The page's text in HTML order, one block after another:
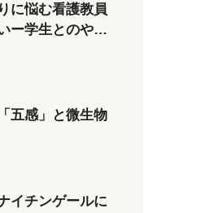
に悩む看護教員
ー学生とのやり
む授業づくりの
五感」と微生物
イチンゲールに